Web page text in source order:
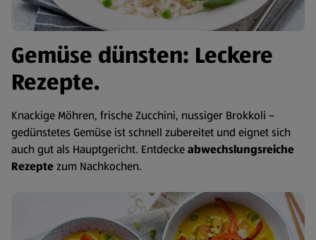
Gemüse dünsten: Leckere
Rezepte.
Knackige Möhren, frische Zucchini, nussiger Brokkoli –
gedünstetes Gemüse ist schnell zubereitet und eignet sich
auch gut als Hauptgericht. Entdeckeabwechslungsreiche
Rezeptezum Nachkochen.